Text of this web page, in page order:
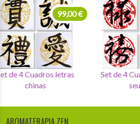
Set de 4 Cuadros letras
chinas
99,00 €
Set de
AROMATERAPIA ZEN